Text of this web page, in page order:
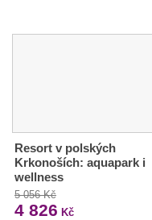
Resort v polských
Krkonoších: aquapark i
wellness
5 056 Kč
4 826 Kč